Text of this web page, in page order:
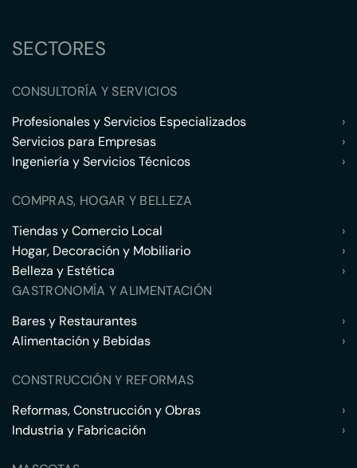
SECTORES
CONSULTORÍA Y SERVICIOS
Profesionales y Servicios Especializados
›
Servicios para Empresas
›
Ingeniería y Servicios Técnicos
›
COMPRAS, HOGAR Y BELLEZA
Tiendas y Comercio Local
›
Hogar, Decoración y Mobiliario
›
Belleza y Estética
›
GASTRONOMÍA Y ALIMENTACIÓN
Bares y Restaurantes
›
Alimentación y Bebidas
›
CONSTRUCCIÓN Y REFORMAS
Reformas, Construcción y Obras
›
Industria y Fabricación
›